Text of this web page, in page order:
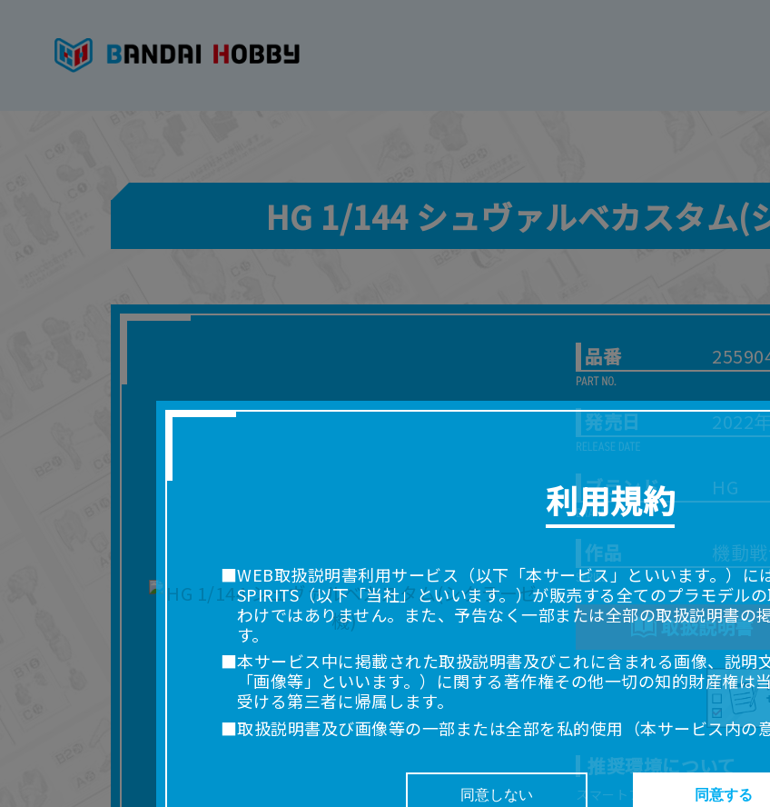
HG 1/144 シュヴァルベカスタム(
品番
発売日 2022
ブランド HG
作品 機動
取扱説明書
推奨環境について
スマートフォン、タブレットは
利用規約
■WEB取扱説明書利用サービス（以下「本サービス」といいます。）に
SPIRITS（以下「当社」といいます。）が販売する全てのプラモデル
わけではありません。また、予告なく一部または全部の取扱説明書の
す。
■本サービス中に掲載された取扱説明書及びこれに含まれる画像、説明
「画像等」といいます。）に関する著作権その他一切の知的財産権は
受ける第三者に帰属します。
■取扱説明書及び画像等の一部または全部を私的使用（本サービス内の
れに限りません。）することは禁止いたします。
■掲載している取扱説明書は、お客様が購入された商品に同梱されたも
同意しない 同意する